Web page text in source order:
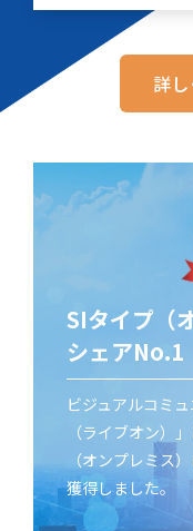
詳
SIタイプ（
シェアNo.1
ビジュアルコミ
（ライブオン）
（オンプレミス
獲得しました。